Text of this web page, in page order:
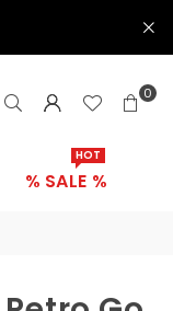
0
% SALE %
HOT